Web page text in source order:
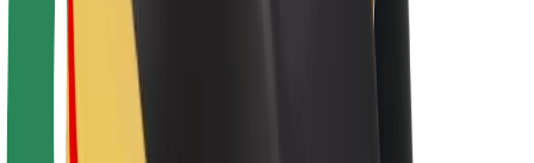
Blog
Novosti
Smjernice za brend
Misija